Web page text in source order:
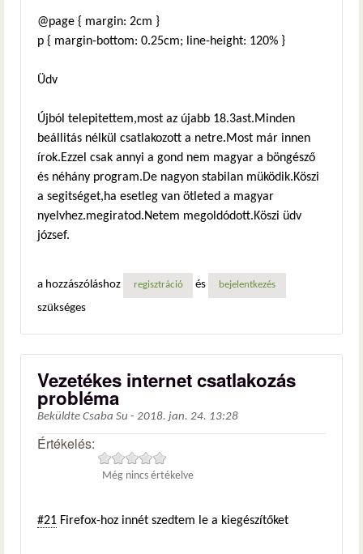
@page { margin: 2cm }
p { margin-bottom: 0.25cm; line-height: 120% }
Üdv
Újból telepitettem,most az újabb 18.3ast.Minden
beállitás nélkül csatlakozott a netre.Most már innen
írok.Ezzel csak annyi a gond nem magyar a böngésző
és néhány program.De nagyon stabilan müködik.Köszi
a segitséget,ha esetleg van ötleted a magyar
nyelvhez.megiratod.Netem megoldódott.Köszi üdv
józsef.
a hozzászóláshoz regisztráció és bejelentkezés
szükséges
Vezetékes internet csatlakozás
probléma
Beküldte Csaba Su - 2018. jan. 24. 13:28
Értékelés:
Még nincs értékelve
#21 Firefox-hoz innét szedtem le a kiegészítőket